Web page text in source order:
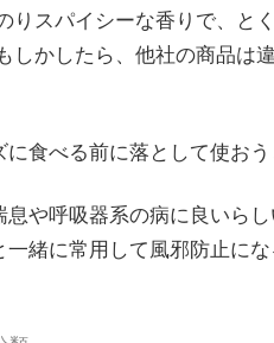
りスパイシーな香りで、と
しかしたら、他社の商品は
に食べる前に落として使お
息や呼吸器系の病に良いら
一緒に常用して風邪防止に